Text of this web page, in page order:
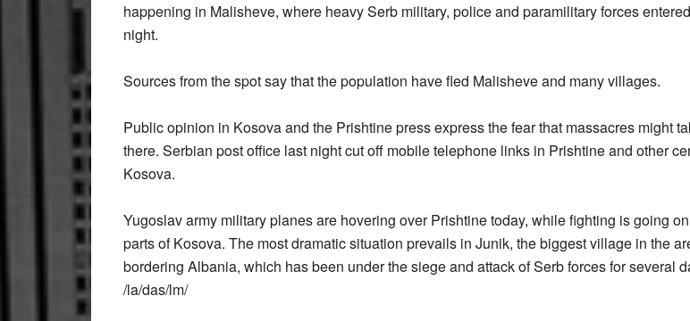
happening in Malisheve, where heavy Serb military, police and paramilitary forces
night.
Sources from the spot say that the population have fled Malisheve and many villages.
Public opinion in Kosova and the Prishtine press express the fear that massacres might
there. Serbian post office last night cut off mobile telephone links in Prishtine and other
Kosova.
Yugoslav army military planes are hovering over Prishtine today, while fighting is going
parts of Kosova. The most dramatic situation prevails in Junik, the biggest village in the
bordering Albania, which has been under the siege and attack of Serb forces for several
/la/das/lm/